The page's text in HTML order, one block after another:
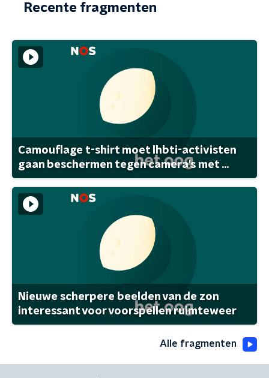
Recente fragmenten
Camouflage t-shirt moet lhbti-activisten
gaan beschermen tegen camera's met ...
Nieuwe scherpere beelden van de zon
interessant voor voorspellen ruimteweer
Alle fragmenten